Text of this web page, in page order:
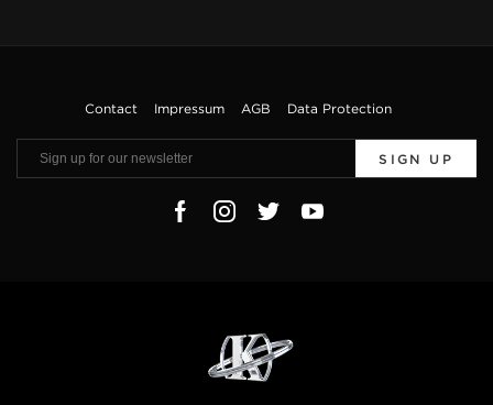
Contact Impressum AGB Data Protection
SIGN UP